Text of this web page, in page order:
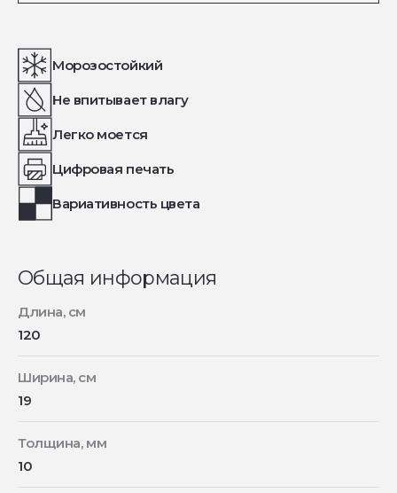
Морозостойкий
Не впитывает влагу
Легко моется
Цифровая печать
Вариативность цвета
Общая информация
Длина, см
120
Ширина, см
19
Толщина, мм
10